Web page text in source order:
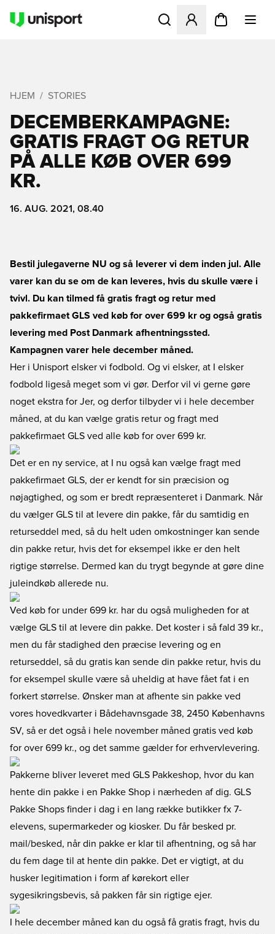
Åbner en Modal til at
HJEM STORIES
DECEMBERKAMPAGNE:
GRATIS FRAGT OG RETUR
PÅ ALLE KØB OVER 699
KR.
16. AUG. 2021, 08.40
Bestil julegaverne NU og så leverer vi dem inden jul. Alle
varer kan du se om de kan leveres, hvis du skulle være i
tvivl. Du kan tilmed få gratis fragt og retur med
pakkefirmaet GLS ved køb for over 699 kr og også gratis
levering med Post Danmark afhentningssted.
Kampagnen varer hele december måned.
Her i Unisport elsker vi fodbold. Og vi elsker, at I elsker
fodbold ligeså meget som vi gør. Derfor vil vi gerne gøre
noget ekstra for Jer, og derfor tilbyder vi i hele december
måned, at du kan vælge gratis retur og fragt med
pakkefirmaet GLS ved alle køb for over 699 kr.
Det er en ny service, at I nu også kan vælge fragt med
pakkefirmaet GLS, der er kendt for sin præcision og
nøjagtighed, og som er bredt repræsenteret i Danmark. Når
du vælger GLS til at levere din pakke, får du samtidig en
returseddel med, så du helt uden omkostninger kan sende
din pakke retur, hvis det for eksempel ikke er den helt
rigtige størrelse. Dermed kan du trygt begynde at gøre dine
juleindkøb allerede nu.
Ved køb for under 699 kr. har du også muligheden for at
vælge GLS til at levere din pakke. Det koster i så fald 39 kr.,
men du får stadighed den præcise levering og en
returseddel, så du gratis kan sende din pakke retur, hvis du
for eksempel skulle være så uheldig at have fået fat i en
forkert størrelse. Ønsker man at afhente sin pakke ved
vores hovedkvarter i Bådehavnsgade 38, 2450 Københavns
SV, så er det også i hele november måned gratis ved køb
for over 699 kr., og det samme gælder for erhvervlevering.
Pakkerne bliver leveret med GLS Pakkeshop, hvor du kan
hente din pakke i en Pakke Shop i nærheden af dig. GLS
Pakke Shops finder i dag i en lang række butikker fx 7-
elevens, supermarkeder og kiosker. Du får besked pr.
mail/besked, når din pakke er klar til afhentning, og så har
du fem dage til at hente din pakke. Det er vigtigt, at du
husker legitimation i form af kørekort eller
sygesikringsbevis, så pakken får sin rigtige ejer.
I hele december måned kan du også få gratis fragt, hvis du